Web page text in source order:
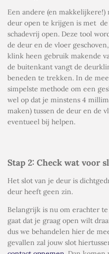
Een andere (en
deur open te krijgen is met
schadevrij open. Deze tool
de deur en de vloer
klink heen gebruik makende
de buitenkant vangt de
beneden te trekken. In de
simpelste methode om een
wel op dat je minstens 4
maken) tussen de deur en de
eventueel bij helpen.
Stap 2: Check wat voor
Het slot van je deur is
deur heeft geen zin.
Belangrijk is nu om erachter
gaat dat je graag open wilt
dus we behandelen hier de
gevallen zal jouw slot